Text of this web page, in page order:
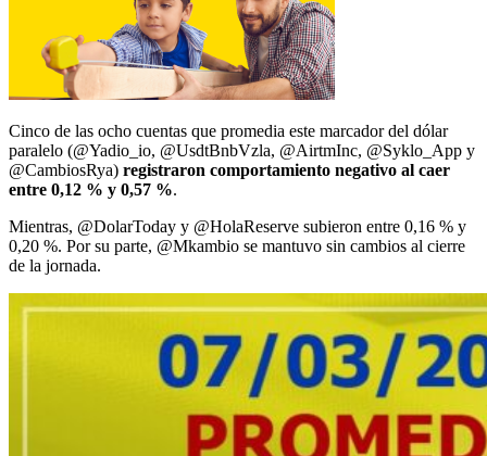
Cinco de las ocho cuentas que promedia este marcador del dólar
paralelo (@Yadio_io, @UsdtBnbVzla, @AirtmInc, @Syklo_App y
@CambiosRya) registraron comportamiento negativo al caer
entre 0,12 % y 0,57 %.
Mientras, @DolarToday y @HolaReserve subieron entre 0,16 % y
0,20 %. Por su parte, @Mkambio se mantuvo sin cambios al cierre
de la jornada.